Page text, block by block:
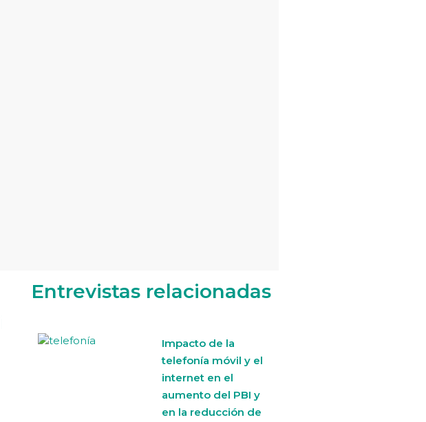
Entrevistas relacionadas
Impacto de la
telefonía móvil y el
internet en el
aumento del PBI y
en la reducción de